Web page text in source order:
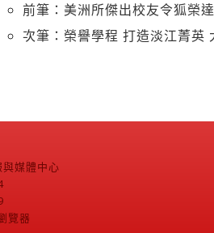
前筆：美洲所傑出校友令狐榮
次筆：榮譽學程 打造淡江菁英
媒體中心
覽器